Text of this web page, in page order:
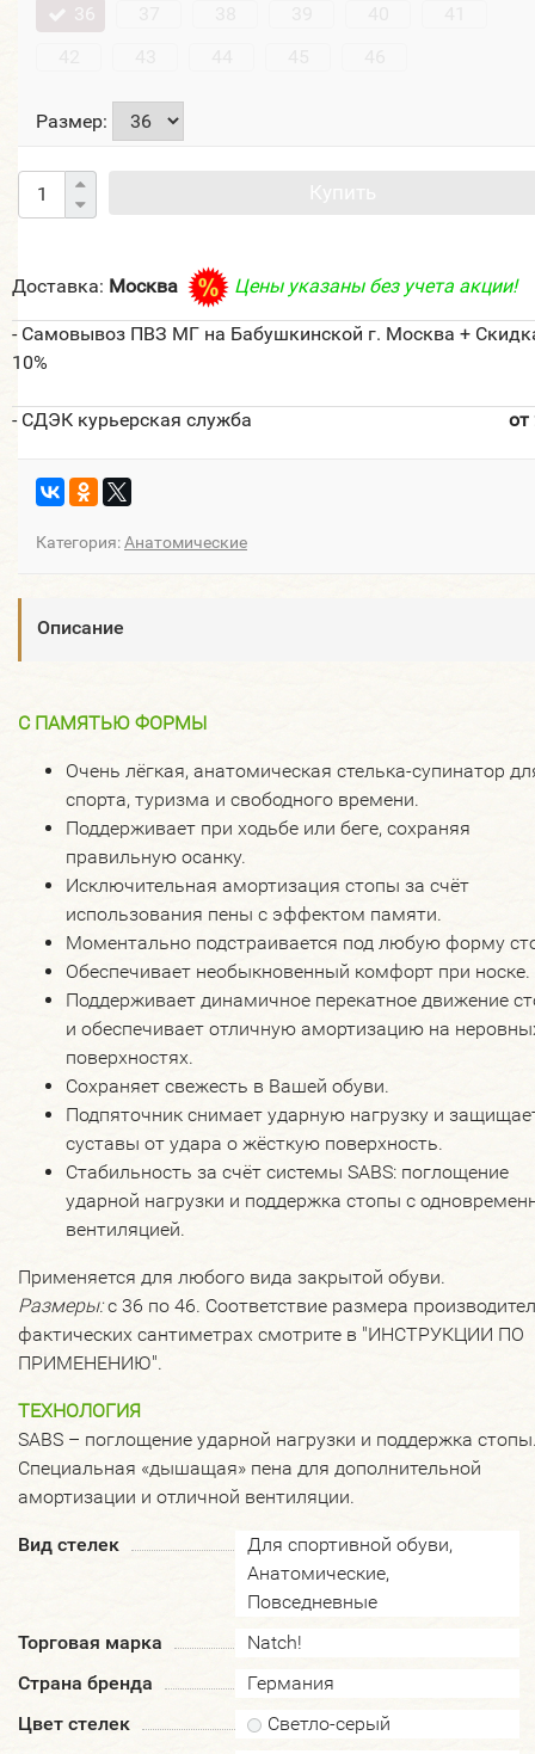
36
Размер:
Доставка: Москва Цены указаны без учета акции!
- Самовывоз ПВЗ МГ на Бабушкинской г. Москва +
10%
- СДЭК курьерская служба
Категория:Анатомические
Описание
С ПАМЯТЬЮ ФОРМЫ
Очень лёгкая, анатомическая стелька-супинатор
спорта, туризма и свободного времени.
Поддерживает при ходьбе или беге, сохраняя
правильную осанку.
Исключительная амортизация стопы за счёт
использования пены с эффектом памяти.
Моментально подстраивается под любую форму
Обеспечивает необыкновенный комфорт при носке.
Поддерживает динамичное перекатное движение
и обеспечивает отличную амортизацию на
поверхностях.
Сохраняет свежесть в Вашей обуви.
Подпяточник снимает ударную нагрузку и
суставы от удара о жёсткую поверхность.
Стабильность за счёт системы SABS: поглощение
ударной нагрузки и поддержка стопы с
вентиляцией.
Применяется для любого вида закрытой обуви.
Размеры:с 36 по 46. Соответствие размера
фактических сантиметрах смотрите в "ИНСТРУКЦИИ ПО
ПРИМЕНЕНИЮ".
ТЕХНОЛОГИЯ
SABS – поглощение ударной нагрузки и поддержка
Специальная «дышащая» пена для дополнительной
амортизации и отличной вентиляции.
Вид стелек
Для спортивной обуви,
Анатомические,
Повседневные
Торговая марка
Natch!
Страна бренда
Германия
Цвет стелек
Светло-серый